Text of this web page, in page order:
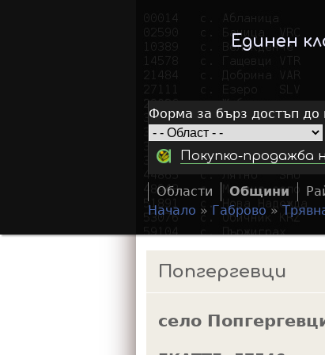
Единен
Форма за бърз достъп до
Покупко-продажба
Области Общини
o
Начало »Габрово »
Попгергевци
село